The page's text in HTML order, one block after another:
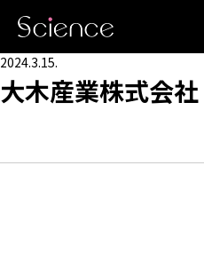
2024.3.15.
大木産業株式会社